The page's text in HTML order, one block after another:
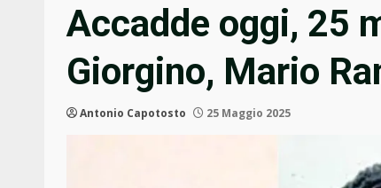
Accadde oggi, 25
Giorgino, Mario
Antonio Capotosto 25 Maggio 2025